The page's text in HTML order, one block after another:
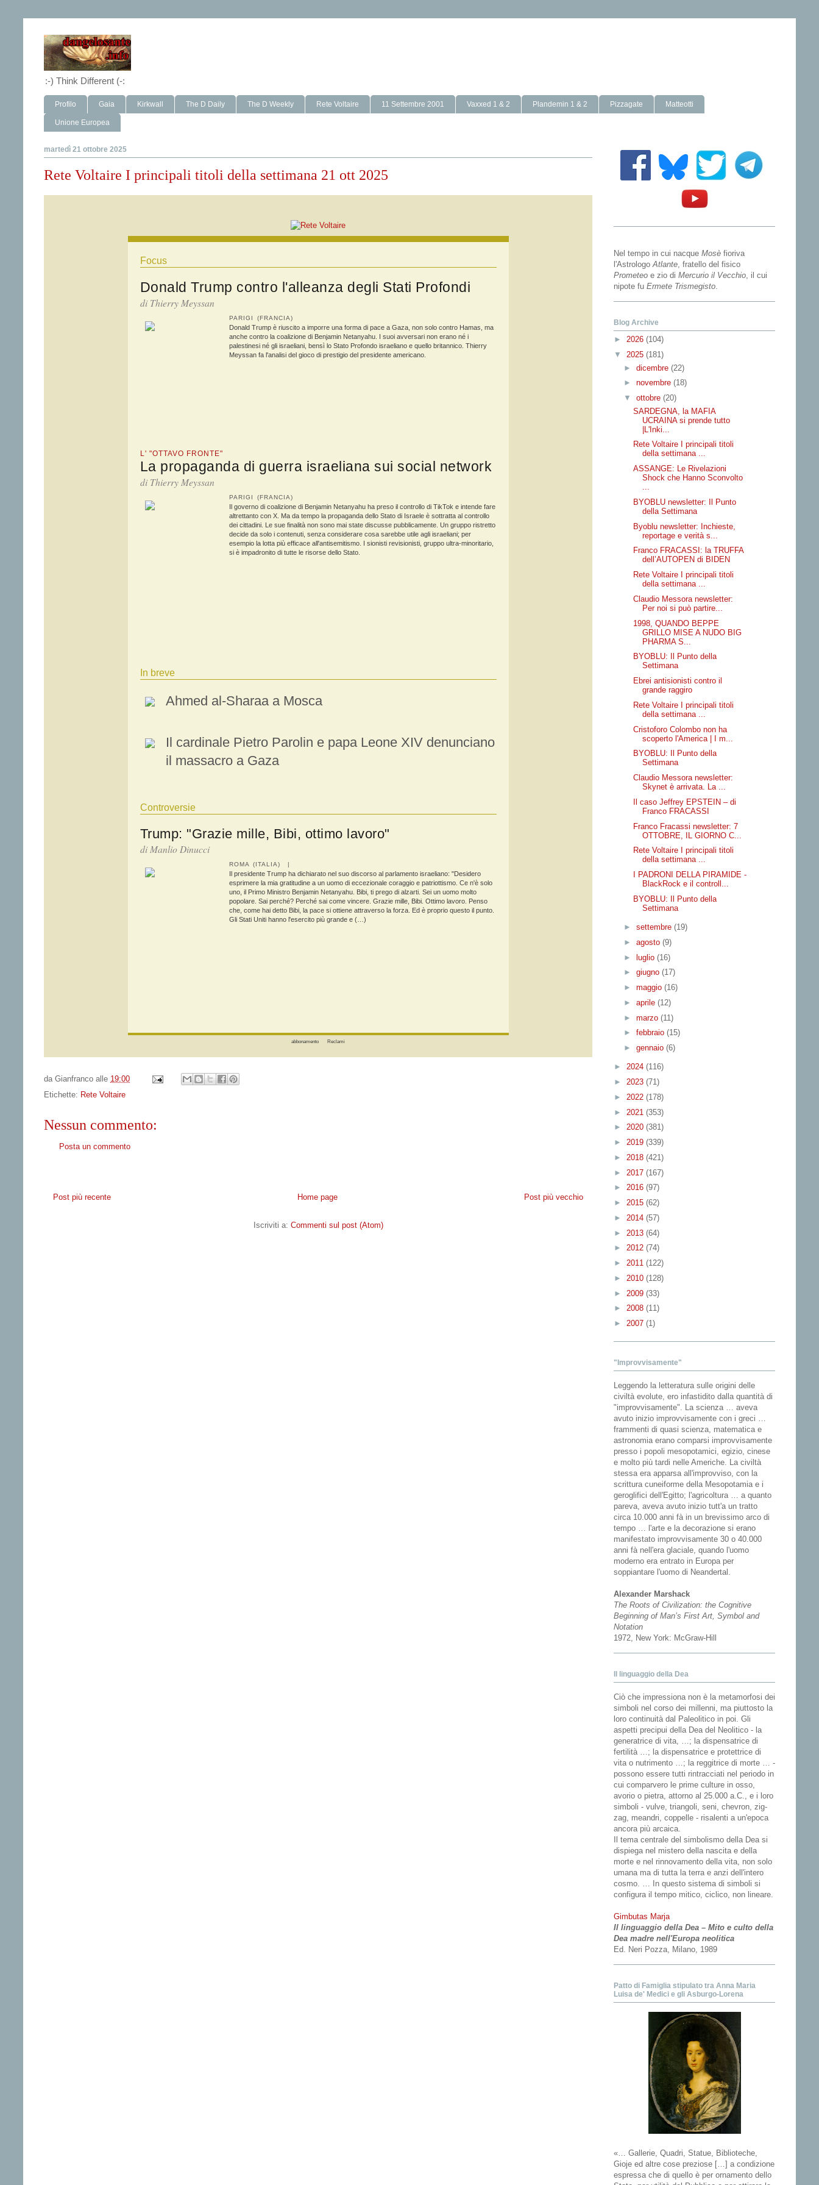
:-) Think Different (-:
Profilo Gaia Kirkwall The D Daily The D Weekly Rete Voltaire 11 Settembre 2001 Vaxxed 1 & 2 Plandemin 1 & 2 Pizzagate Matteotti
Unione Europea
martedì 21 ottobre 2025
Rete Voltaire I principali titoli della settimana 21 ott 2025
Focus
Donald Trump contro l'alleanza degli Stati Profondi
di Thierry Meyssan
PARIGI (FRANCIA)
Donald Trump è riuscito a imporre una forma di pace a Gaza, non solo contro Hamas, ma
anche contro la coalizione di Benjamin Netanyahu. I suoi avversari non erano né i
palestinesi né gli israeliani, bensì lo Stato Profondo israeliano e quello britannico. Thierry
Meyssan fa l'analisi del gioco di prestigio del presidente americano.
L' "OTTAVO FRONTE"
La propaganda di guerra israeliana sui social network
di Thierry Meyssan
PARIGI (FRANCIA)
Il governo di coalizione di Benjamin Netanyahu ha preso il controllo di TikTok e intende fare
altrettanto con X. Ma da tempo la propaganda dello Stato di Israele è sottratta al controllo
dei cittadini. Le sue finalità non sono mai state discusse pubblicamente. Un gruppo ristretto
decide da solo i contenuti, senza considerare cosa sarebbe utile agli israeliani; per
esempio la lotta più efficace all'antisemitismo. I sionisti revisionisti, gruppo ultra-minoritario,
si è impadronito di tutte le risorse dello Stato.
In breve
Ahmed al-Sharaa a Mosca
Il cardinale Pietro Parolin e papa Leone XIV denunciano
il massacro a Gaza
Controversie
Trump: "Grazie mille, Bibi, ottimo lavoro"
di Manlio Dinucci
ROMA (ITALIA) |
Il presidente Trump ha dichiarato nel suo discorso al parlamento israeliano: "Desidero
esprimere la mia gratitudine a un uomo di eccezionale coraggio e patriottismo. Ce n'è solo
uno, il Primo Ministro Benjamin Netanyahu. Bibi, ti prego di alzarti. Sei un uomo molto
popolare. Sai perché? Perché sai come vincere. Grazie mille, Bibi. Ottimo lavoro. Penso
che, come hai detto Bibi, la pace si ottiene attraverso la forza. Ed è proprio questo il punto.
Gli Stati Uniti hanno l'esercito più grande e (…)
abbonamento Reclami
da Gianfranco alle 19:00
Etichette: Rete Voltaire
Nessun commento:
Posta un commento
Post più recente Post più vecchio
Home page
Iscriviti a: Commenti sul post (Atom)
Nel tempo in cui nacque Mosè fioriva
l'Astrologo Atlante , fratello del fisico
Prometeo e zio di Mercurio il Vecchio , il cui
nipote fu Ermete Trismegisto
Blog Archive
► 2026 (104)
▼ 2025 (181)
► dicembre (22)
► novembre (18)
▼ ottobre (20)
SARDEGNA, la MAFIA
UCRAINA si prende tutto
|L'Inki...
Rete Voltaire I principali titoli
della settimana ...
ASSANGE: Le Rivelazioni
Shock che Hanno Sconvolto
...
BYOBLU newsletter: Il Punto
della Settimana
Byoblu newsletter: Inchieste,
reportage e verità s...
Franco FRACASSI: la TRUFFA
dell’AUTOPEN di BIDEN
Rete Voltaire I principali titoli
della settimana ...
Claudio Messora newsletter:
Per noi si può partire...
1998, QUANDO BEPPE
GRILLO MISE A NUDO BIG
PHARMA S...
BYOBLU: Il Punto della
Settimana
Ebrei antisionisti contro il
grande raggiro
Rete Voltaire I principali titoli
della settimana ...
Cristoforo Colombo non ha
scoperto l'America | I m...
BYOBLU: Il Punto della
Settimana
Claudio Messora newsletter:
Skynet è arrivata. La ...
Il caso Jeffrey EPSTEIN – di
Franco FRACASSI
Franco Fracassi newsletter: 7
OTTOBRE, IL GIORNO C...
Rete Voltaire I principali titoli
della settimana ...
I PADRONI DELLA PIRAMIDE -
BlackRock e il controll...
BYOBLU: Il Punto della
Settimana
► settembre (19)
► agosto (9)
► luglio (16)
► giugno (17)
► maggio (16)
► aprile (12)
► marzo (11)
► febbraio (15)
► gennaio (6)
► 2024 (116)
► 2023 (71)
► 2022 (178)
► 2021 (353)
► 2020 (381)
► 2019 (339)
► 2018 (421)
► 2017 (167)
► 2016 (97)
► 2015 (62)
► 2014 (57)
► 2013 (64)
► 2012 (74)
► 2011 (122)
► 2010 (128)
► 2009 (33)
► 2008 (11)
► 2007 (1)
"Improvvisamente"
Leggendo la letteratura sulle origini delle
civiltà evolute, ero infastidito dalla quantità di
"improvvisamente". La scienza … aveva
avuto inizio improvvisamente con i greci …
frammenti di quasi scienza, matematica e
astronomia erano comparsi improvvisamente
presso i popoli mesopotamici, egizio, cinese
e molto più tardi nelle Americhe. La civiltà
stessa era apparsa all'improvviso, con la
scrittura cuneiforme della Mesopotamia e i
geroglifici dell'Egitto; l'agricoltura … a quanto
pareva, aveva avuto inizio tutt'a un tratto
circa 10.000 anni fà in un brevissimo arco di
tempo … l'arte e la decorazione si erano
manifestato improvvisamente 30 o 40.000
anni fà nell'era glaciale, quando l'uomo
moderno era entrato in Europa per
soppiantare l'uomo di Neandertal.
Alexander Marshack
The Roots of Civilization: the Cognitive
Beginning of Man’s First Art, Symbol and
Notation
1972, New York: McGraw-Hill
Il linguaggio della Dea
Ciò che impressiona non è la metamorfosi dei
simboli nel corso dei millenni, ma piuttosto la
loro continuità dal Paleolitico in poi. Gli
aspetti precipui della Dea del Neolitico - la
generatrice di vita, …; la dispensatrice di
fertilità …; la dispensatrice e protettrice di
vita o nutrimento …; la reggitrice di morte … -
possono essere tutti rintracciati nel periodo in
cui comparvero le prime culture in osso,
avorio o pietra, attorno al 25.000 a.C., e i loro
simboli - vulve, triangoli, seni, chevron, zig-
zag, meandri, coppelle - risalenti a un'epoca
ancora più arcaica.
Il tema centrale del simbolismo della Dea si
dispiega nel mistero della nascita e della
morte e nel rinnovamento della vita, non solo
umana ma di tutta la terra e anzi dell'intero
cosmo. … In questo sistema di simboli si
configura il tempo mitico, ciclico, non lineare.
Gimbutas Marja
Il linguaggio della Dea – Mito e culto della
Dea madre nell'Europa neolitica
Ed. Neri Pozza, Milano, 1989
Patto di Famiglia stipulato tra Anna Maria
Luisa de' Medici e gli Asburgo-Lorena
«… Gallerie, Quadri, Statue, Biblioteche,
Gioje ed altre cose preziose […] a condizione
espressa che di quello è per ornamento dello